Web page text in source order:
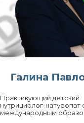
Практикующий детский
нутрициолог-натуропат
международным
Галина